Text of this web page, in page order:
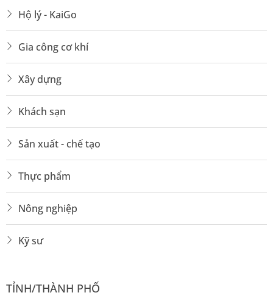
Hộ lý - KaiGo
Gia công cơ khí
Xây dựng
Khách sạn
Sản xuất - chế tạo
Thực phẩm
Nông nghiệp
Kỹ sư
TỈNH/THÀNH PHỐ